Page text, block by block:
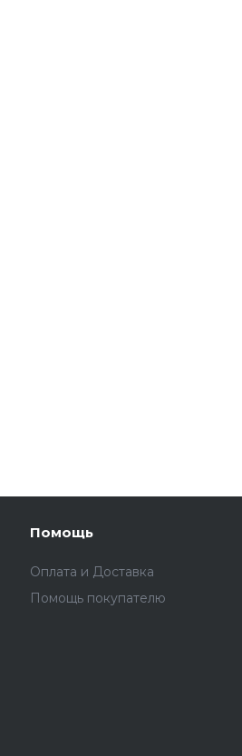
Помощь
Оплата и Доставка
Помощь покупателю